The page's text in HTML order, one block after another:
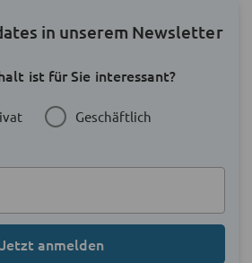
in unserem Newsletter
ist für Sie interessant?
Geschäftlich
Jetzt anmelden